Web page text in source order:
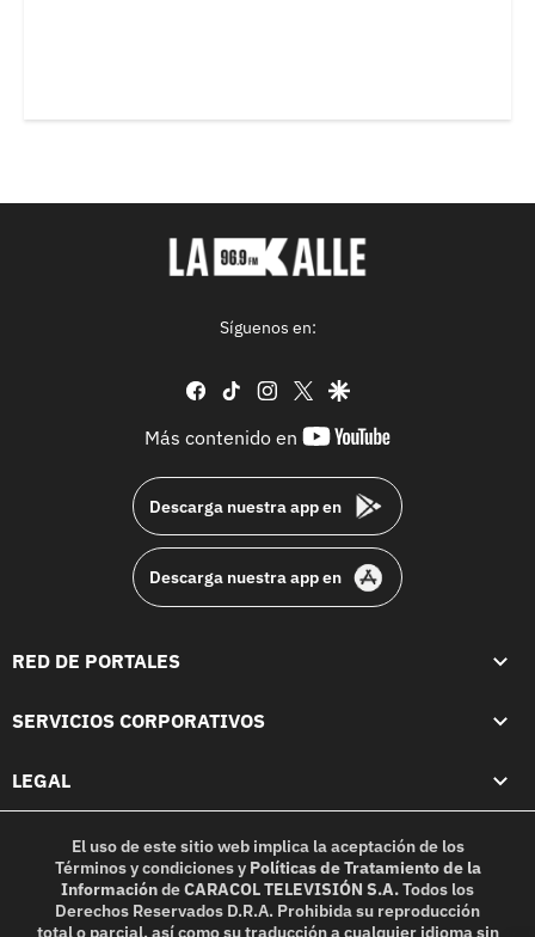
Síguenos en:
facebook
tiktok instagram
twittergoogle
Más contenido en
youtube-
Descarga nuestra app en
Descarga nuestra app en
RED DE PORTALES
SERVICIOS CORPORATIVOS
LEGAL
El uso de este sitio web implica la aceptación de los
Términos y condicionesy Políticas de Tratamiento de la
InformacióndeCARACOL TELEVISIÓN S.A.Todos los
Derechos Reservados D.R.A. Prohibida su reproducción
total o parcial, así como su traducción a cualquier idioma sin